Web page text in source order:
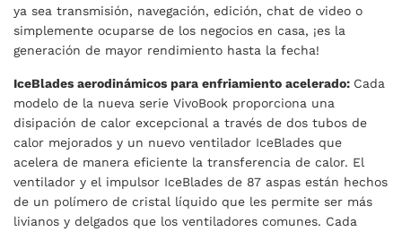
ya sea transmisión, navegación, edición, chat de video o
simplemente ocuparse de los negocios en casa, ¡es la
generación de mayor rendimiento hasta la fecha!
IceBlades aerodinámicos para enfriamiento acelerado: Cada
modelo de la nueva serie VivoBook proporciona una
disipación de calor excepcional a través de dos tubos de
calor mejorados y un nuevo ventilador IceBlades que
acelera de manera eficiente la transferencia de calor. El
ventilador y el impulsor IceBlades de 87 aspas están hechos
de un polímero de cristal líquido que les permite ser más
livianos y delgados que los ventiladores comunes. Cada